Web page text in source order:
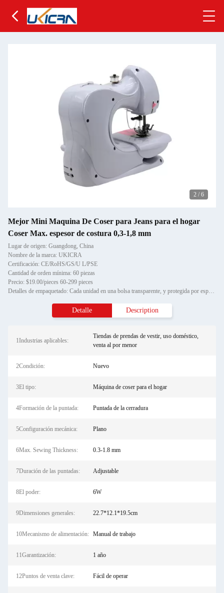
2 / 6
Mejor Mini Maquina De Coser para Jeans para el hogar
Coser Max. espesor de costura 0,3-1,8 mm
Lugar de origen: Guangdong, China
Nombre de la marca: UKICRA
Certificación: CE/RoHS/GS/U L/PSE
Cantidad de orden mínima: 60 piezas
Precio: $19.00/pieces 60-299 pieces
Detalles de empaquetado: Cada unidad en una bolsa transparente, y protegida por espuma de poliestireno cortada, luego envasad
Detalle Description
1Industrias aplicables:
Tiendas de prendas de vestir, uso doméstico,
venta al por menor
2Condición: Nuevo
3El tipo: Máquina de coser para el hogar
4Formación de la puntada: Puntada de la cerradura
5Configuración mecánica: Plano
6Max. Sewing Thickness: 0.3-1.8 mm
7Duración de las puntadas: Adjustable
8El poder: 6W
9Dimensiones generales: 22.7*12.1*19.5cm
10Mecanismo de alimentación: Manual de trabajo
11Garantización: 1 año
12Puntos de venta clave: Fácil de operar